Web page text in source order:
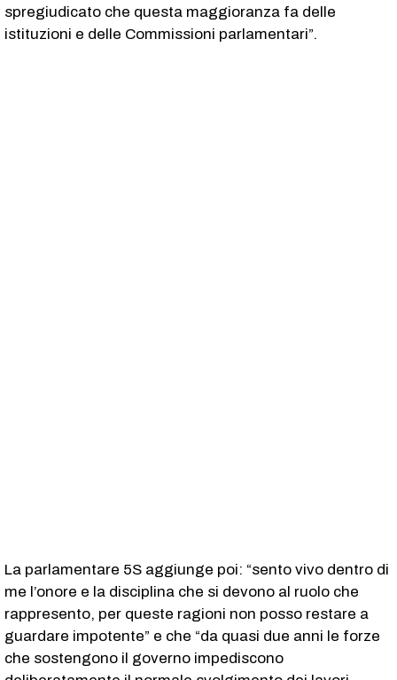
spregiudicato che questa maggioranza fa delle
istituzioni e delle Commissioni parlamentari”.
La parlamentare 5S aggiunge poi: “sento vivo dentro di
me l’onore e la disciplina che si devono al ruolo che
rappresento, per queste ragioni non posso restare a
guardare impotente” e che “da quasi due anni le forze
che sostengono il governo impediscono